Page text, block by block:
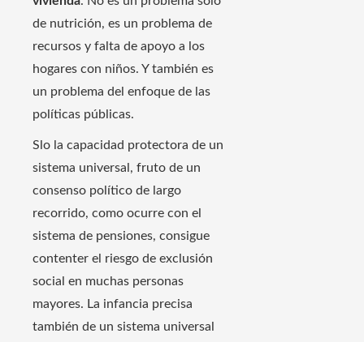
de nutrición, es un problema de
recursos y falta de apoyo a los
hogares con niños. Y también es
un problema del enfoque de las
políticas públicas.
Slo la capacidad protectora de un
sistema universal, fruto de un
consenso político de largo
recorrido, como ocurre con el
sistema de pensiones, consigue
contenter el riesgo de exclusión
social en muchas personas
mayores. La infancia precisa
también de un sistema universal